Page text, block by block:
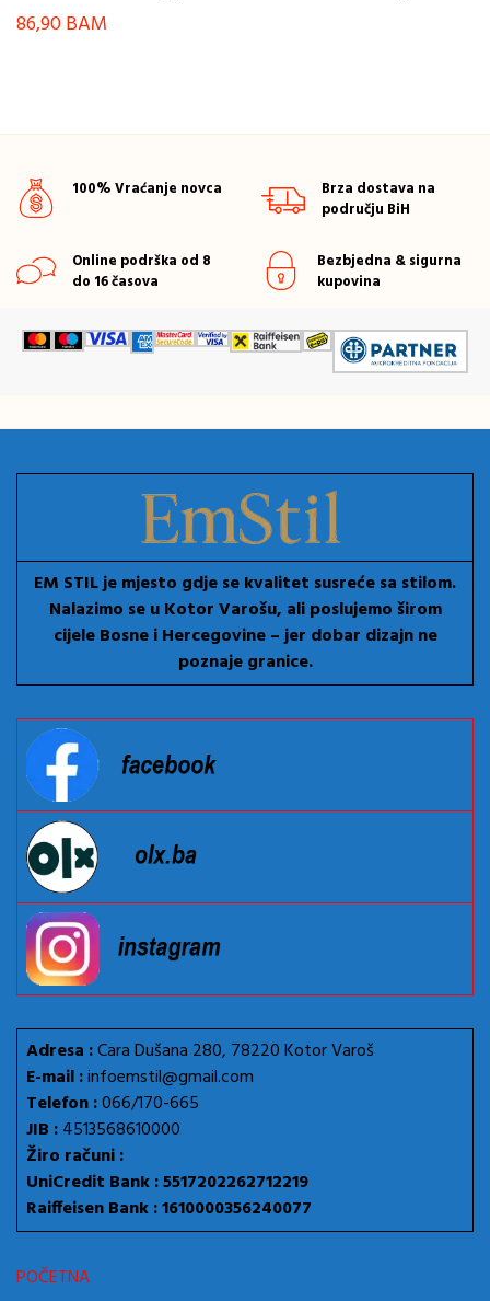
86,90BAM
100% Vraćanje novca
Brza dostava na
području BiH
Online podrška od 8
do 16 časova
Bezbjedna & sigurna
kupovina
EM STIL je mjesto gdje se kvalitet susreće sa stilom.
Nalazimo se u Kotor Varošu, ali poslujemo širom
cijele Bosne i Hercegovine – jer dobar dizajn ne
poznaje granice.
Adresa :Cara Dušana 280, 78220 Kotor Varoš
E-mail :infoemstil@gmail.com
Telefon :066/170-665
JIB :4513568610000
Žiro računi :
UniCredit Bank : 5517202262712219
Raiffeisen Bank : 1610000356240077
POČETNA